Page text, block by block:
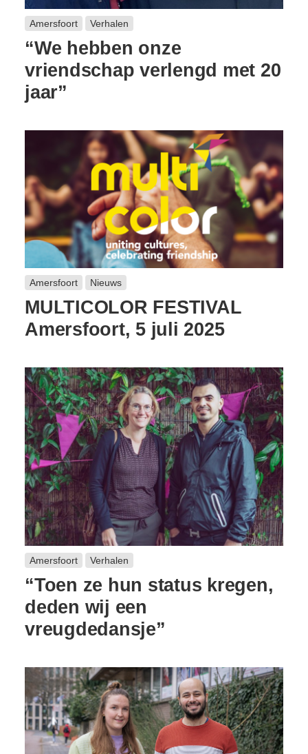
Amersfoort Verhalen
“We hebben onze
vriendschap verlengd met 20
jaar”
Amersfoort Nieuws
MULTICOLOR FESTIVAL
Amersfoort, 5 juli 2025
Amersfoort Verhalen
“Toen ze hun status kregen,
deden wij een
vreugdedansje”